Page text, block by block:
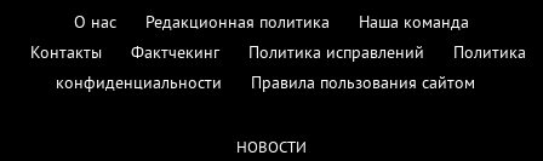
О нас Редакционная политика
Наша команда
Контакты
Фактчекинг Политика исправлений
Политика
конфиденциальности
Правила пользования сайтом
НОВОСТИ